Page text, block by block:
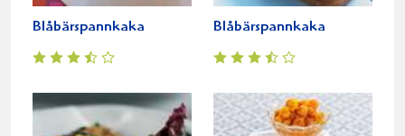
Blåbärspannkaka Blåbärspannkaka